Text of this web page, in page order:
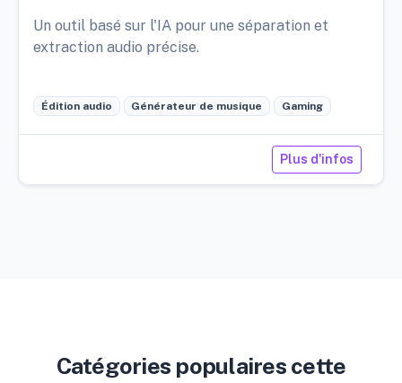
Un outil basé sur l'IA pour une séparation et
extraction audio précise.
Édition audio Générateur de musique Gaming
Plus d'infos
Catégories populaires cette